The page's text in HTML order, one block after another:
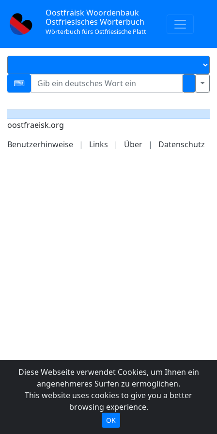
Oostfräisk Woordenbauk
Ostfriesisches Wörterbuch
Wörterbuch fürs Ostfriesische Platt
oostfraeisk.org
Benutzerhinweise
| Links | Über | Datenschutz
Diese Webseite verwendet Cookies, um Ihnen ein
angenehmeres Surfen zu ermöglichen.
This website uses cookies to give you a better
browsing experience.
OK